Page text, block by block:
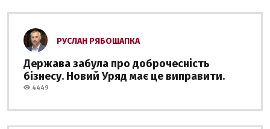
РУСЛАН РЯБОШАПКА
Держава забула про доброчесність
бізнесу. Новий Уряд має це виправити.
4449